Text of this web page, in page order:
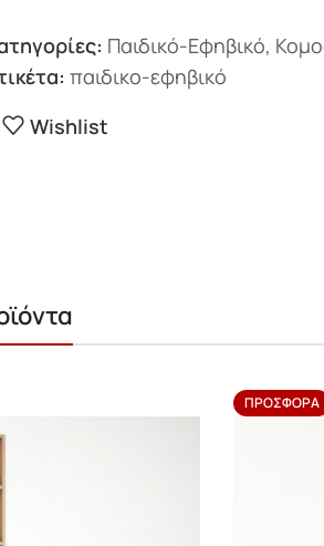
Παιδικό-Εφηβικό,
παιδικο-εφηβικό
Wishlist
ΠΡΟΣΦΟΡΆ